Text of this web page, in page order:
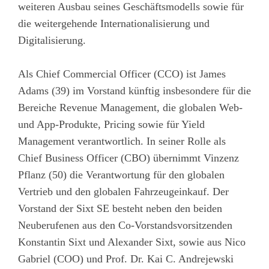
weiteren Ausbau seines Geschäftsmodells sowie für
die weitergehende Internationalisierung und
Digitalisierung.
Als Chief Commercial Officer (CCO) ist James
Adams (39) im Vorstand künftig insbesondere für die
Bereiche Revenue Management, die globalen Web-
und App-Produkte, Pricing sowie für Yield
Management verantwortlich. In seiner Rolle als
Chief Business Officer (CBO) übernimmt Vinzenz
Pflanz (50) die Verantwortung für den globalen
Vertrieb und den globalen Fahrzeugeinkauf. Der
Vorstand der Sixt SE besteht neben den beiden
Neuberufenen aus den Co-Vorstandsvorsitzenden
Konstantin Sixt und Alexander Sixt, sowie aus Nico
Gabriel (COO) und Prof. Dr. Kai C. Andrejewski